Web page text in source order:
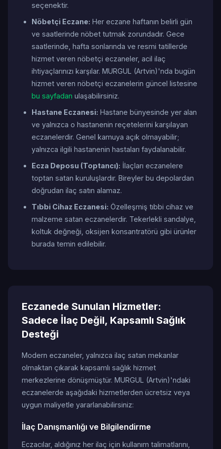
seçenektir.
Nöbetçi Eczane: Her eczane haftanın belirli gün
ve saatlerinde nöbet tutmak zorundadır. Gece
saatlerinde, hafta sonlarında ve resmi tatillerde
hizmet veren nöbetçi eczaneler, acil ilaç
ihtiyaçlarınızı karşılar. MURGUL (Artvin)'nda bugün
hizmet veren nöbetçi eczanelerin güncel listesine
bu sayfadan ulaşabilirsiniz.
Hastane Eczanesi: Hastane bünyesinde yer alan
ve yalnızca o hastanenin reçetelerini karşılayan
eczanelerdir. Genel kamuya açık olmayabilir;
yalnızca ilgili hastanenin hastaları faydalanabilir.
Ecza Deposu (Toptancı): İlaçları eczanelere
toptan satan kuruluşlardır. Bireyler bu depolardan
doğrudan ilaç satın alamaz.
Tıbbi Cihaz Eczanesi: Özelleşmiş tıbbi cihaz ve
malzeme satan eczanelerdir. Tekerlekli sandalye,
koltuk değneği, oksijen konsantratörü gibi ürünler
burada temin edilebilir.
Eczanede Sunulan Hizmetler:
Sadece İlaç Değil, Kapsamlı Sağlık
Desteği
Modern eczaneler, yalnızca ilaç satan mekanlar
olmaktan çıkarak kapsamlı sağlık hizmet
merkezlerine dönüşmüştür. MURGUL (Artvin)'ndaki
eczanelerde aşağıdaki hizmetlerden ücretsiz veya
uygun maliyetle yararlanabilirsiniz:
İlaç Danışmanlığı ve Bilgilendirme
Eczacılar, aldığınız her ilaç için kullanım talimatlarını,